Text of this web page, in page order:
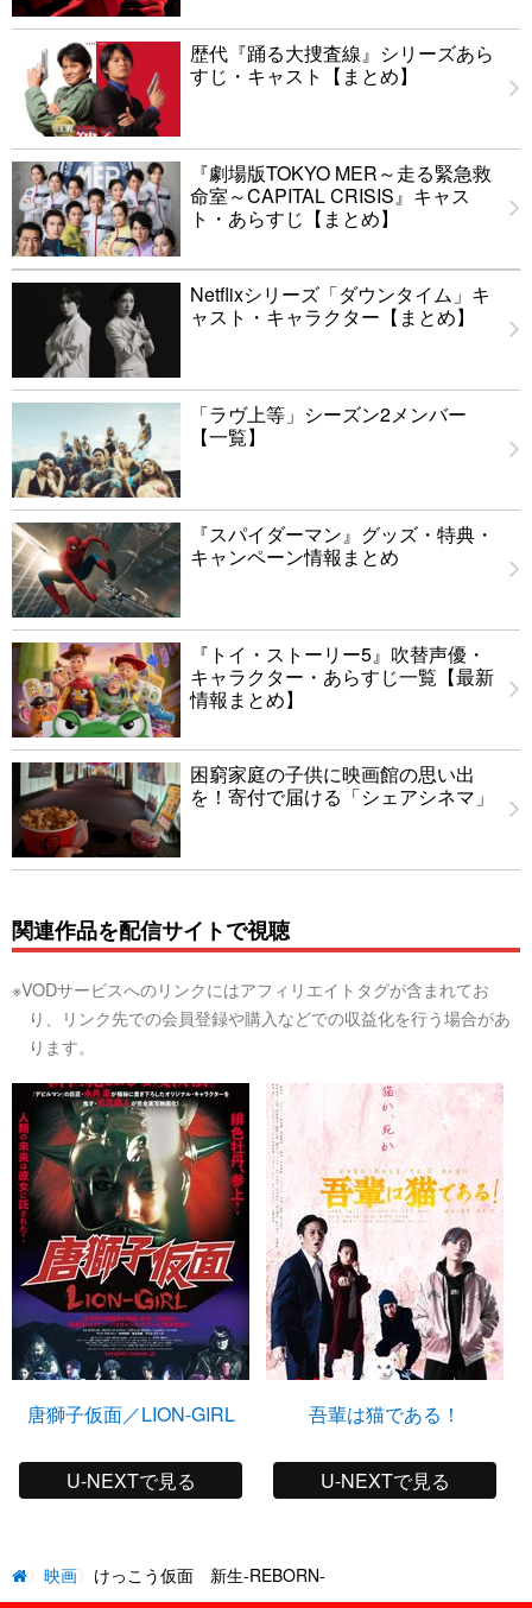
歴代『踊る大捜査線』シリーズあら
すじ・キャスト【まとめ】
『劇場版TOKYO MER～走る緊急救
命室～CAPITAL CRISIS』キャス
ト・あらすじ【まとめ】
Netflixシリーズ「ダウンタイム」キ
ャスト・キャラクター【まとめ】
「ラヴ上等」シーズン2メンバー
【一覧】
『スパイダーマン』グッズ・特典・
キャンペーン情報まとめ
『トイ・ストーリー5』吹替声優・
キャラクター・あらすじ一覧【最新
情報まとめ】
困窮家庭の子供に映画館の思い出
を！寄付で届ける「シェアシネマ」
関連作品を配信サイトで視聴
※VODサービスへのリンクにはアフィリエイトタグが含まれてお
り、リンク先での会員登録や購入などでの収益化を行う場合があ
ります。
唐獅子仮面／LION-GIRL
U-NEXTで見る
吾輩は猫である！
U-NEXTで見る
映画 けっこう仮面 新生-REBORN-